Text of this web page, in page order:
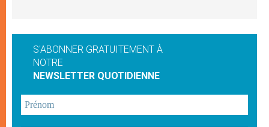
S'ABONNER GRATUITEMENT À
NOTRE
NEWSLETTER QUOTIDIENNE